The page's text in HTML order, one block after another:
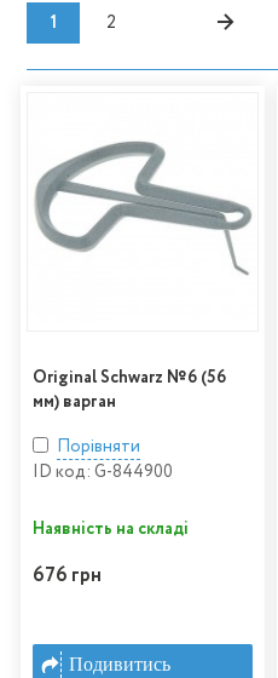
1 2 →
Original Schwarz №6 (56
мм) варган
Порівняти
ID код: G-844900
Наявність на складі
676 грн
Подивитись